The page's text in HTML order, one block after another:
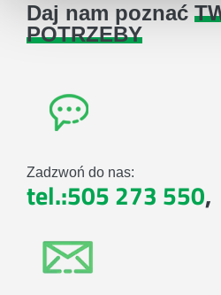
Daj nam poznać
POTRZEBY
Zadzwoń do nas:
tel.:505 273 550,